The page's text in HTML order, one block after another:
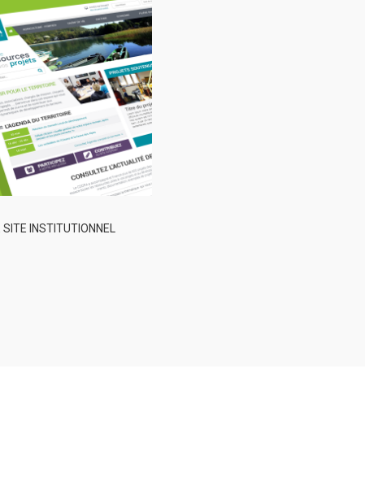
SITE INSTITUTIONNEL